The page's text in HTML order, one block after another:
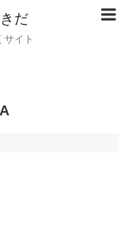
だ
サイト